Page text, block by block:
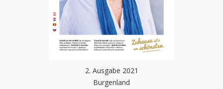
2. Ausgabe 2021
Burgenland